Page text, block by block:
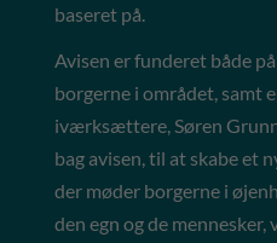
baseret på.
Avisen er funderet både
borgerne i området, samt
iværksættere, Søren
bag avisen, til at skabe et
der møder borgerne i
den egn og de mennesker,